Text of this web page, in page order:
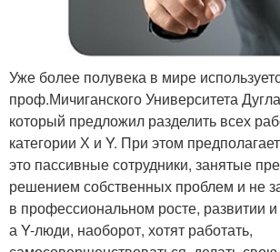
Уже более полувека в мире
проф.Мичиганского Университета
который предложил разделить всех
категории Х и Y. При этом
это пассивные сотрудники, занятые
решением собственных проблем и не
в профессиональном росте, развитии и
а Y-люди, наоборот, хотят работать,